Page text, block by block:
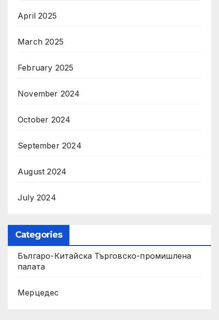
April 2025
March 2025
February 2025
November 2024
October 2024
September 2024
August 2024
July 2024
Categories
Българо-Китайска Търговско-промишлена
палaта
Мерцедес